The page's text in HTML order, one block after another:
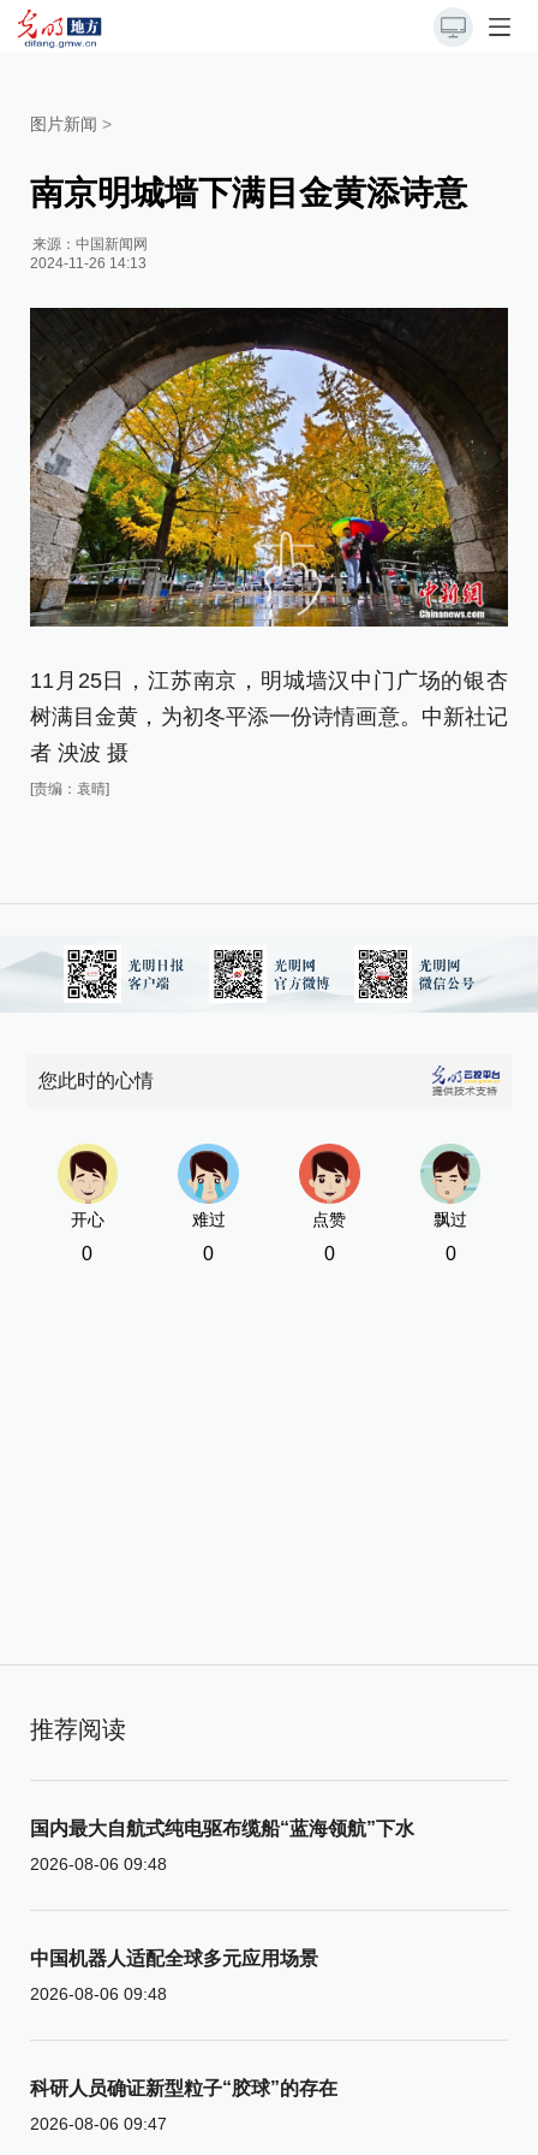
图片新闻 >
南京明城墙下满目金黄添诗意
来源：中国新闻网
2024-11-26 14:13
11月25日，江苏南京，明城墙汉中门广场的银杏
树满目金黄，为初冬平添一份诗情画意。中新社记
者 泱波 摄
[责编：袁晴]
您此时的心情
开心
0
难过
0
点赞
0
飘过
0
推荐阅读
国内最大自航式纯电驱布缆船“蓝海领航”下水
2026-08-06 09:48
中国机器人适配全球多元应用场景
2026-08-06 09:48
科研人员确证新型粒子“胶球”的存在
2026-08-06 09:47